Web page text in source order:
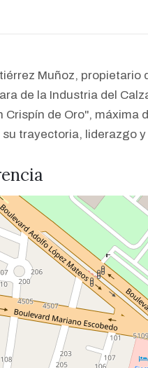
Muñoz, propietario
de la Industria del
Crispín de Oro", máxima
trayectoria, liderazgo